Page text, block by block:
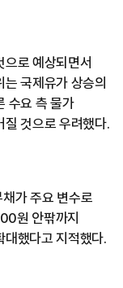
로 예상되면서
국제유가 상승의
수요 측 물가
질 것으로 우려했다.
가 주요 변수로
원 안팎까지
대했다고 지적했다.